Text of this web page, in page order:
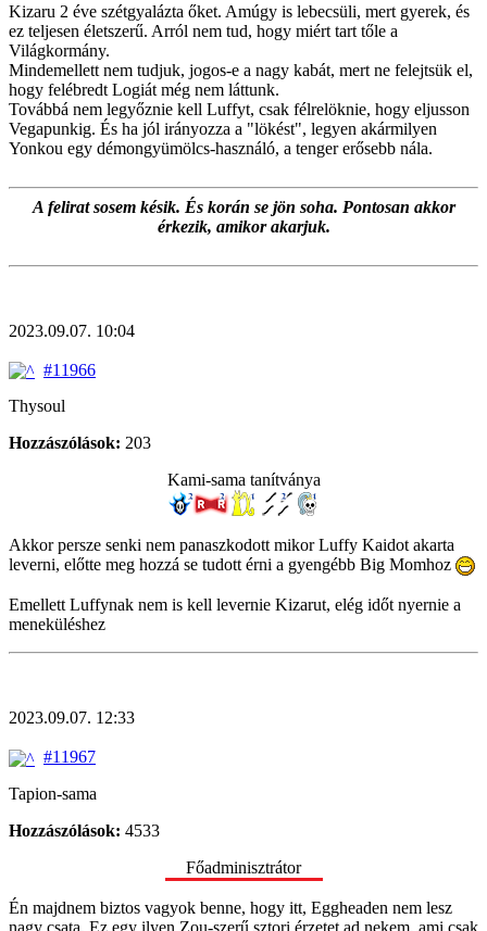
Kizaru 2 éve szétgyalázta őket. Amúgy is lebecsüli, mert gyerek, és
ez teljesen életszerű. Arról nem tud, hogy miért tart tőle a
Világkormány.
Mindemellett nem tudjuk, jogos-e a nagy kabát, mert ne felejtsük el,
hogy felébredt Logiát még nem láttunk.
Továbbá nem legyőznie kell Luffyt, csak félrelöknie, hogy eljusson
Vegapunkig. És ha jól irányozza a "lökést", legyen akármilyen
Yonkou egy démongyümölcs-használó, a tenger erősebb nála.
A felirat sosem késik. És korán se jön soha. Pontosan akkor
érkezik, amikor akarjuk.
2023.09.07. 10:04
#11966
Thysoul
Hozzászólások: 203
Kami-sama tanítványa
Akkor persze senki nem panaszkodott mikor Luffy Kaidot akarta
leverni, előtte meg hozzá se tudott érni a gyengébb Big Momhoz
Emellett Luffynak nem is kell levernie Kizarut, elég időt nyernie a
meneküléshez
2023.09.07. 12:33
#11967
Tapion-sama
Hozzászólások: 4533
Főadminisztrátor
Én majdnem biztos vagyok benne, hogy itt, Eggheaden nem lesz
nagy csata. Ez egy ilyen Zou-szerű sztori érzetet ad nekem, ami csak